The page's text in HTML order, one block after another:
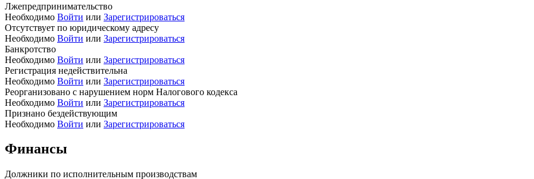
Лжепредпринимательство
Необходимо Войти или Зарегистрироваться
Отсутствует по юридическому адресу
Необходимо Войти или Зарегистрироваться
Банкротство
Необходимо Войти или Зарегистрироваться
Регистрация недействительна
Необходимо Войти или Зарегистрироваться
Реорганизовано с нарушением норм Налогового кодекса
Необходимо Войти или Зарегистрироваться
Признано бездействующим
Необходимо Войти или Зарегистрироваться
Финансы
Должники по исполнительным производствам